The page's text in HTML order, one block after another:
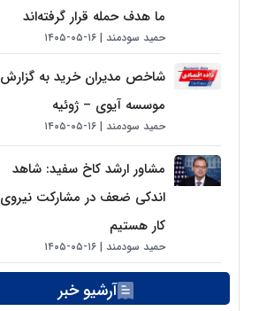
ما هدف حمله قرار گرفته‌اند
حمید سودمند ۱۶-۰۵-۱۴۰۵
شاخص مدیران خرید به گزارش
موسسه آیوی – ژوئیه
حمید سودمند ۱۶-۰۵-۱۴۰۵
مشاور ارشد کاخ سفید: شاهد
اندکی ضعف در مشارکت نیروی
کار هستیم
حمید سودمند ۱۶-۰۵-۱۴۰۵
آرشیو خبر